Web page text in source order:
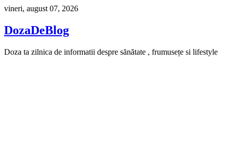
Skip
content
vineri, august 07, 2026
DozaDeBlog
Doza ta zilnica de informatii despre sănătate , frumusețe si lifestyle